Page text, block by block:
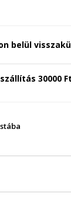
belül
30000